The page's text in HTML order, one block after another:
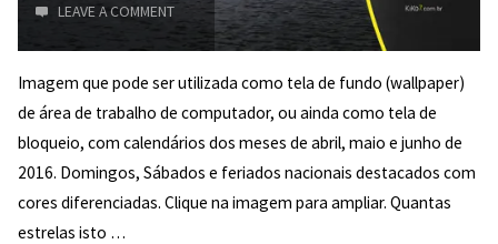
(1)
LEAVE A COMMENT
Imagem que pode ser utilizada como tela de fundo (wallpaper)
de área de trabalho de computador, ou ainda como tela de
bloqueio, com calendários dos meses de abril, maio e junho de
2016. Domingos, Sábados e feriados nacionais destacados com
cores diferenciadas. Clique na imagem para ampliar. Quantas
estrelas isto …